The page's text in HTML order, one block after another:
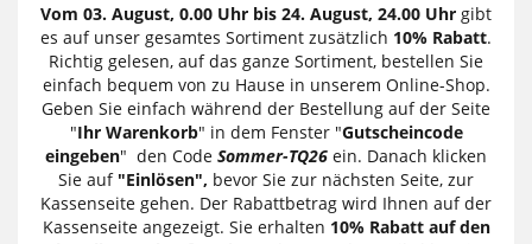
Vom 03. August, 0.00 Uhr bis 24. August, 24.00 Uhr gibt
es auf unser gesamtes Sortiment zusätzlich 10% Rabatt.
Richtig gelesen, auf das ganze Sortiment, bestellen Sie
einfach bequem von zu Hause in unserem Online-Shop.
Geben Sie einfach während der Bestellung auf der Seite
"Ihr Warenkorb" in dem Fenster "Gutscheincode
eingeben" den Code Sommer-TQ26 ein. Danach klicken
Sie auf "Einlösen", bevor Sie zur nächsten Seite, zur
Kassenseite gehen. Der Rabattbetrag wird Ihnen auf der
Kassenseite angezeigt. Sie erhalten 10% Rabatt auf den